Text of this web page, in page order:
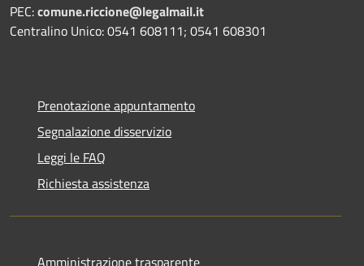
PEC:comune.riccione@legalmail.it
Centralino Unico: 0541 608111; 0541 608301
Prenotazione appuntamento
Segnalazione disservizio
Leggi le FAQ
Richiesta assistenza
Amministrazione trasparente